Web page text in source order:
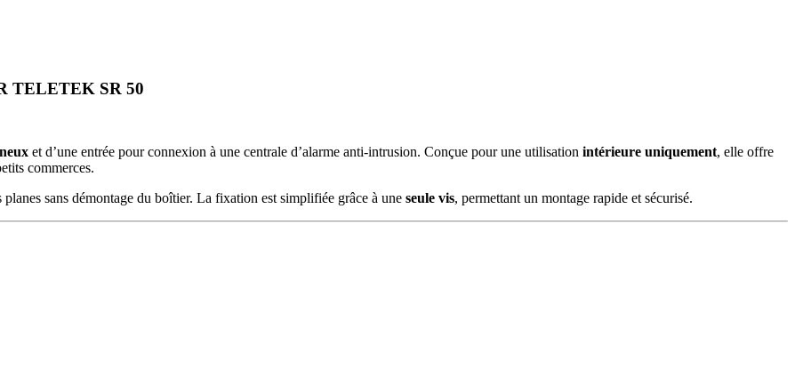
SR 50
et d’une entrée pour connexion à une centrale d’alarme anti-intrusion. Conçue pour une utilisation intérieure uniquement, elle offre
commerces.
sans démontage du boîtier. La fixation est simplifiée grâce à une seule vis, permettant un montage rapide et sécurisé.